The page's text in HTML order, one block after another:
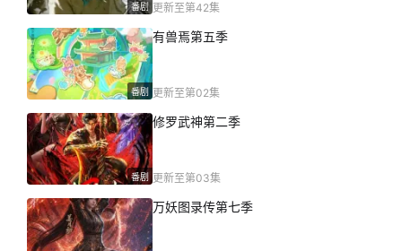
番剧 更新至第42集
番剧
有兽焉第五季
更新至第02集
番剧
修罗武神第二季
更新至第03集
万妖图录传第七季